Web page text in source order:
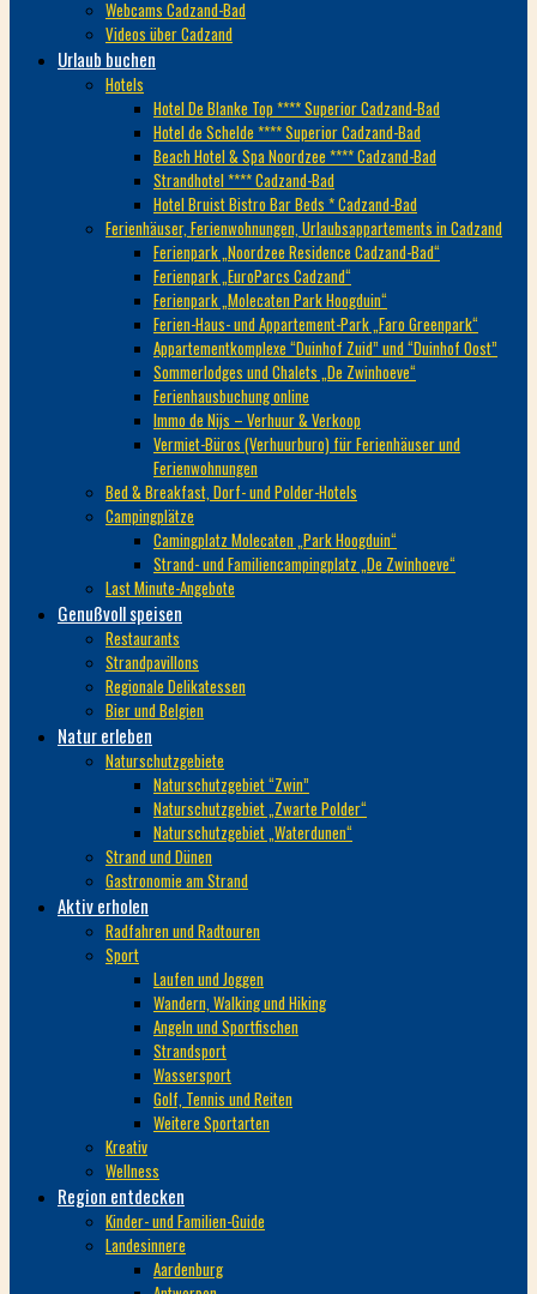
Webcams Cadzand-Bad
Videos über Cadzand
Urlaub buchen
Hotels
Hotel De Blanke Top **** Superior Cadzand-Bad
Hotel de Schelde **** Superior Cadzand-Bad
Beach Hotel & Spa Noordzee **** Cadzand-Bad
Strandhotel **** Cadzand-Bad
Hotel Bruist Bistro Bar Beds * Cadzand-Bad
Ferienhäuser, Ferienwohnungen, Urlaubsappartements in Cadzand
Ferienpark „Noordzee Residence Cadzand-Bad“
Ferienpark „EuroParcs Cadzand“
Ferienpark „Molecaten Park Hoogduin“
Ferien-Haus- und Appartement-Park „Faro Greenpark“
Appartementkomplexe “Duinhof Zuid” und “Duinhof Oost”
Sommerlodges und Chalets „De Zwinhoeve“
Ferienhausbuchung online
Immo de Nijs – Verhuur & Verkoop
Vermiet-Büros (Verhuurburo) für Ferienhäuser und
Ferienwohnungen
Bed & Breakfast, Dorf- und Polder-Hotels
Campingplätze
Camingplatz Molecaten „Park Hoogduin“
Strand- und Familiencampingplatz „De Zwinhoeve“
Last Minute-Angebote
Genußvoll speisen
Restaurants
Strandpavillons
Regionale Delikatessen
Bier und Belgien
Natur erleben
Naturschutzgebiete
Naturschutzgebiet “Zwin”
Naturschutzgebiet „Zwarte Polder“
Naturschutzgebiet „Waterdunen“
Strand und Dünen
Gastronomie am Strand
Aktiv erholen
Radfahren und Radtouren
Sport
Laufen und Joggen
Wandern, Walking und Hiking
Angeln und Sportfischen
Strandsport
Wassersport
Golf, Tennis und Reiten
Weitere Sportarten
Kreativ
Wellness
Region entdecken
Kinder- und Familien-Guide
Landesinnere
Aardenburg